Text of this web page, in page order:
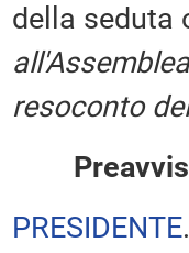
della seduta
resoconto
PRESIDENTE